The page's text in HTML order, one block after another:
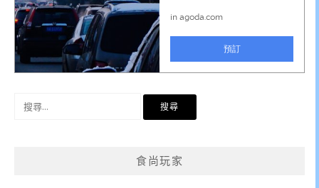
食尚玩家